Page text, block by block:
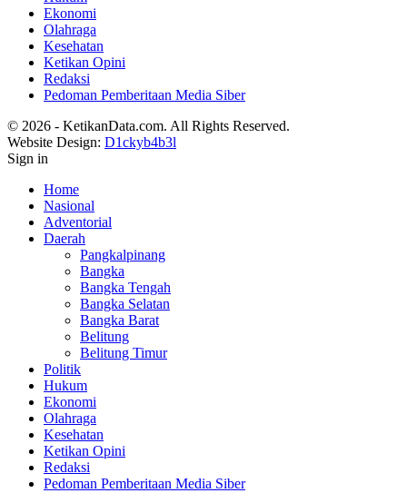
Ekonomi
Olahraga
Kesehatan
Ketikan Opini
Redaksi
Pedoman Pemberitaan Media Siber
© 2026 - KetikanData.com. All Rights Reserved.
Website Design: D1ckyb4b3l
Sign in
Home
Nasional
Adventorial
Daerah
Pangkalpinang
Bangka
Bangka Tengah
Bangka Selatan
Bangka Barat
Belitung
Belitung Timur
Politik
Hukum
Ekonomi
Olahraga
Kesehatan
Ketikan Opini
Redaksi
Pedoman Pemberitaan Media Siber